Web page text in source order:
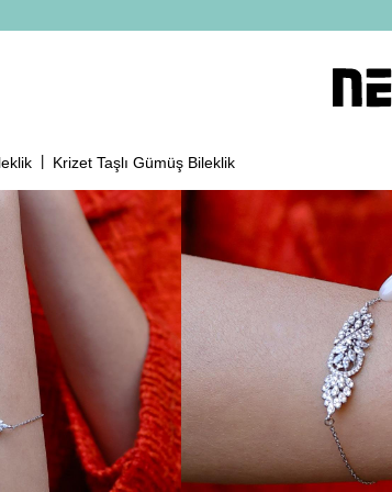
Krizet Taşlı Gümüş Bileklik